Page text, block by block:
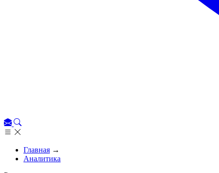
Главная →
Аналитика